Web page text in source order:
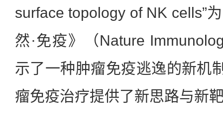
surface topology of NK cells”
然·免疫》（Nature
示了一种肿瘤免疫逃逸的新机
瘤免疫治疗提供了新思路与新